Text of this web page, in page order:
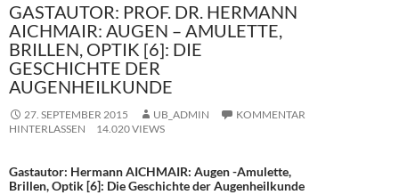
GASTAUTOR: PROF. DR. HERMANN
AICHMAIR: AUGEN – AMULETTE,
BRILLEN, OPTIK [6]: DIE
GESCHICHTE DER
AUGENHEILKUNDE
27. SEPTEMBER 2015 UB_ADMIN
KOMMENTAR
HINTERLASSEN
14.020 VIEWS
Gastautor: Hermann AICHMAIR: Augen -Amulette,
Brillen, Optik [6]: Die Geschichte der Augenheilkunde